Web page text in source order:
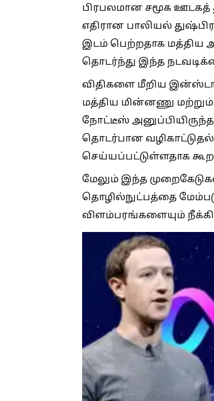
பிரபலமான சமூக
எதிரான பாலியல்
இடம் பெற்றதாக மத்திய
தொடர்ந்து இந்த
விதிகளை மீறிய
மத்திய மின்னணு
நோட்டீஸ்
தொடர்பான
செய்யப்பட்டுள்ளதாக
மேலும் இந்த
தொழில்நுட்பத்தை
விளம்பரங்களையும்